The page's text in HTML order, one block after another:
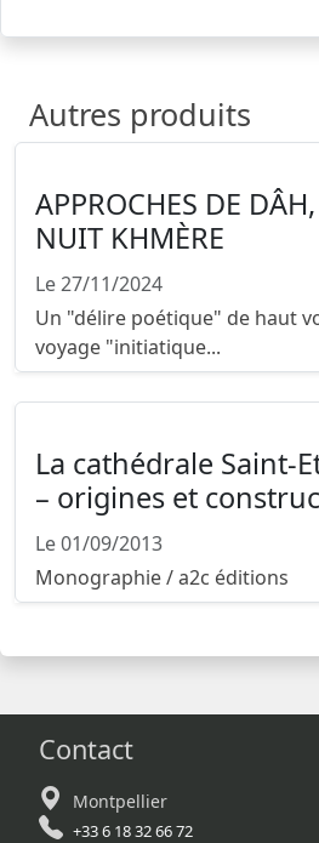
Autres produits
APPROCHES DE
NUIT KHMÈRE
Le 27/11/2024
Un "délire poétique" de haut
voyage "initiatique...
La cathédrale Saint-
– origines et
Le 01/09/2013
Monographie / a2c éditions
Contact
Montpellier
+33 6 18 32 66 72